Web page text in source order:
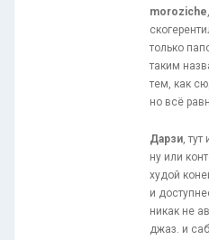
moroziche
только
таким
тем, как
но всё
Дарзи,
ну или
худой
и
никак не
джаз. и